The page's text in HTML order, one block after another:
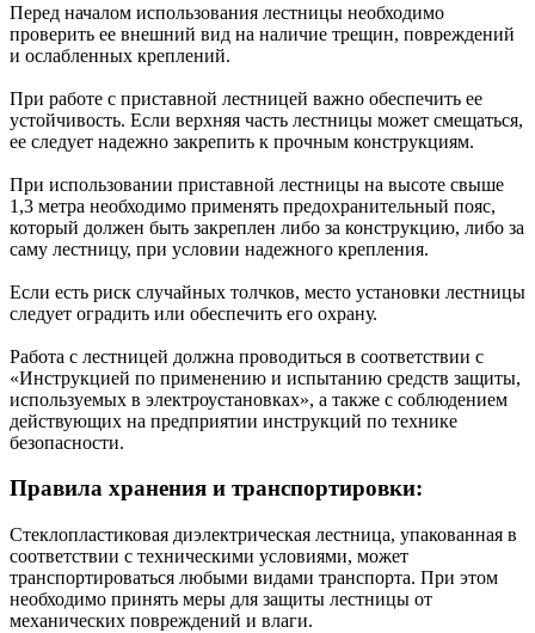
Перед началом использования лестницы необходимо
проверить ее внешний вид на наличие трещин, повреждений
и ослабленных креплений.
При работе с приставной лестницей важно обеспечить ее
устойчивость. Если верхняя часть лестницы может смещаться,
ее следует надежно закрепить к прочным конструкциям.
При использовании приставной лестницы на высоте свыше
1,3 метра необходимо применять предохранительный пояс,
который должен быть закреплен либо за конструкцию, либо за
саму лестницу, при условии надежного крепления.
Если есть риск случайных толчков, место установки лестницы
следует оградить или обеспечить его охрану.
Работа с лестницей должна проводиться в соответствии с
«Инструкцией по применению и испытанию средств защиты,
используемых в электроустановках», а также с соблюдением
действующих на предприятии инструкций по технике
безопасности.
Правила хранения и транспортировки:
Стеклопластиковая диэлектрическая лестница, упакованная в
соответствии с техническими условиями, может
транспортироваться любыми видами транспорта. При этом
необходимо принять меры для защиты лестницы от
механических повреждений и влаги.